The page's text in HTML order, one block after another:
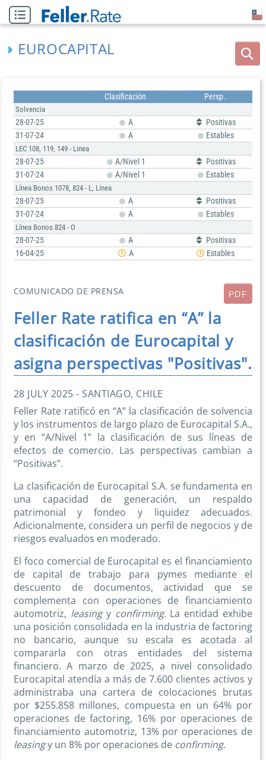
EUROCAPITAL
Clasificación Persp.
Solvencia
28-07-25 A
Positivas
31-07-24
A Estables
LEC 108, 119, 149 - Linea
28-07-25 A/Nivel 1
Positivas
31-07-24
A/Nivel 1 Estables
Línea Bonos 1078, 824 - L, Linea
28-07-25 A
Positivas
31-07-24
A Estables
Línea Bonos 824 - O
28-07-25 A
Positivas
16-04-25
A Estables
COMUNICADO DE PRENSA PDF
Feller Rate ratifica en “A” la
clasificación de Eurocapital y
asigna perspectivas "Positivas".
28 JULY 2025 - SANTIAGO, CHILE
Feller Rate ratificó en “A” la clasificación de solvencia
y los instrumentos de largo plazo de Eurocapital S.A.,
y en “A/Nivel 1” la clasificación de sus líneas de
efectos de comercio. Las perspectivas cambian a
“Positivas”.
La clasificación de Eurocapital S.A. se fundamenta en
una capacidad de generación, un respaldo
patrimonial y fondeo y liquidez adecuados.
Adicionalmente, considera un perfil de negocios y de
riesgos evaluados en moderado.
El foco comercial de Eurocapital es el financiamiento
de capital de trabajo para pymes mediante el
descuento de documentos, actividad que se
complementa con operaciones de financiamiento
automotriz, leasingy confirming. La entidad exhibe
una posición consolidada en la industria de factoring
no bancario, aunque su escala es acotada al
compararla con otras entidades del sistema
financiero. A marzo de 2025, a nivel consolidado
Eurocapital atendía a más de 7.600 clientes activos y
administraba una cartera de colocaciones brutas
por $255.858 millones, compuesta en un 64% por
operaciones de factoring, 16% por operaciones de
financiamiento automotriz, 13% por operaciones de
leasingy un 8% por operaciones de confirming.